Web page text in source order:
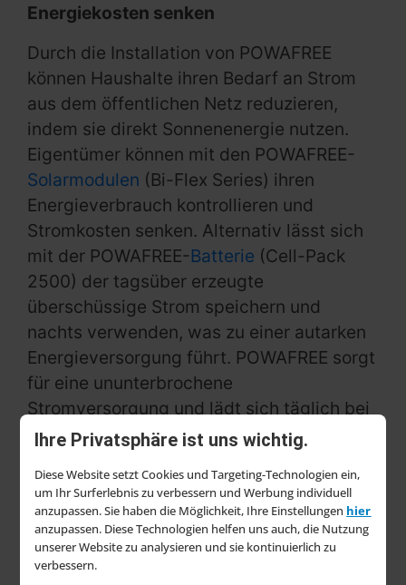
Ihre Privatsphäre ist uns wichtig.
Diese Website setzt Cookies und Targeting-Technologien ein,
um Ihr Surferlebnis zu verbessern und Werbung individuell
anzupassen. Sie haben die Möglichkeit, Ihre Einstellungen hier
anzupassen. Diese Technologien helfen uns auch, die Nutzung
unserer Website zu analysieren und sie kontinuierlich zu
verbessern.
Energiekosten senken
Durch die Installation von POWAFREE
können Haushalte ihren Bedarf an Strom
aus dem öffentlichen Netz reduzieren,
indem sie direkt Sonnenenergie nutzen.
Eigentümer können mit den POWAFREE-
Solarmodulen (Bi-Flex Series) ihren
Energieverbrauch kontrollieren und
Stromkosten senken. Alternativ lässt sich
mit der POWAFREE-Batterie (Cell-Pack
2500) der tagsüber erzeugte
überschüssige Strom speichern und
nachts verwenden, was zu einer autarken
Energieversorgung führt. POWAFREE sorgt
für eine ununterbrochene
Stromversorgung und lädt sich täglich bei
Sonnenaufgang auf. Für Haushalte, die mit
konfrontiert sind, kann der Einsatz von
POWAFREE während der
Spitzenverbrauchszeiten zu einer
deutlichen Senkung der Stromrechnung